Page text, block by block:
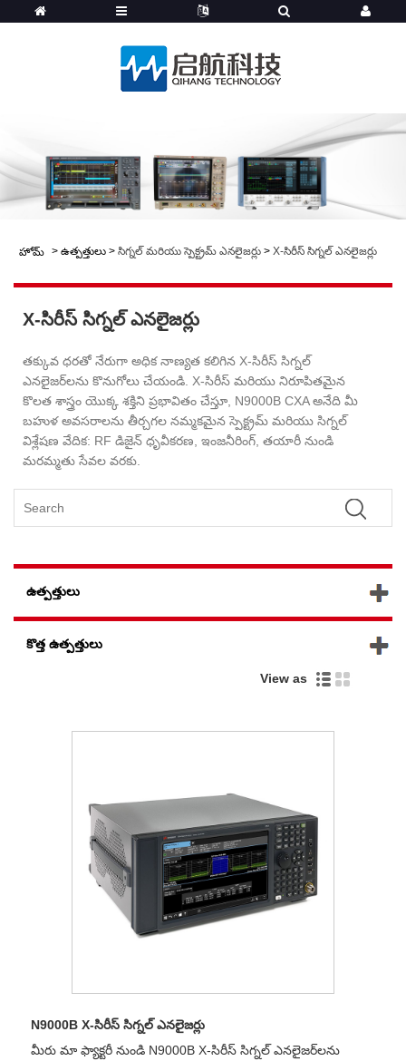
హోమ్ > ఉత్పత్తులు > సిగ్నల్ మరియు స్పెక్ట్రమ్ ఎనలైజర్లు > X-సిరీస్ సిగ్నల్ ఎనలైజర్లు
X-సిరీస్ సిగ్నల్ ఎనలైజర్లు
తక్కువ ధరతో నేరుగా అధిక నాణ్యత కలిగిన X-సిరీస్ సిగ్నల్
ఎనలైజర్‌లను కొనుగోలు చేయండి. X-సిరీస్ మరియు నిరూపితమైన
కొలత శాస్త్రం యొక్క శక్తిని ప్రభావితం చేస్తూ, N9000B CXA అనేది మీ
బహుళ అవసరాలను తీర్చగల నమ్మకమైన స్పెక్ట్రమ్ మరియు సిగ్నల్
విశ్లేషణ వేదిక: RF డిజైన్ ధృవీకరణ, ఇంజనీరింగ్, తయారీ నుండి
మరమ్మతు సేవల వరకు.
ఉత్పత్తులు
కొత్త ఉత్పత్తులు
View as
N9000B X-సిరీస్ సిగ్నల్ ఎనలైజర్లు
మీరు మా ఫ్యాక్టరీ నుండి N9000B X-సిరీస్ సిగ్నల్ ఎనలైజర్‌లను